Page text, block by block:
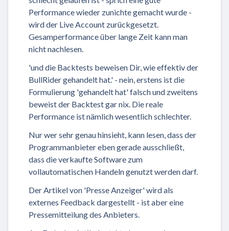
Performance wieder zunichte gemacht wurde -
wird der Live Account zurückgesetzt.
Gesamperformance über lange Zeit kann man
nicht nachlesen.
'und die Backtests beweisen Dir, wie effektiv der
BullRider gehandelt hat.' - nein, erstens ist die
Formulierung 'gehandelt hat' falsch und zweitens
beweist der Backtest gar nix. Die reale
Performance ist nämlich wesentlich schlechter.
Nur wer sehr genau hinsieht, kann lesen, dass der
Programmanbieter eben gerade ausschließt,
dass die verkaufte Software zum
vollautomatischen Handeln genutzt werden darf.
Der Artikel von 'Presse Anzeiger' wird als
externes Feedback dargestellt - ist aber eine
Pressemitteilung des Anbieters.